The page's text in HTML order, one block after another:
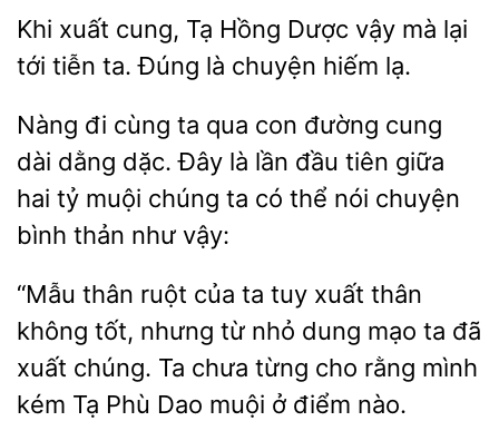
Khi xuất cung, Hồng Dược vậy
lại
tới tiễn ta. Đúng là
hiếm lạ.
Nàng đi cùng
qua con đường cung
dài dằng dặc. Đây là lần đầu tiên giữa
hai tỷ
chúng ta có thể nói
bình thản như vậy:
“Mẫu thân ruột của ta tuy xuất thân
không tốt, nhưng từ nhỏ dung mạo ta đã
xuất
Ta chưa từng cho rằng mình
kém Tạ
Dao ở điểm nào.